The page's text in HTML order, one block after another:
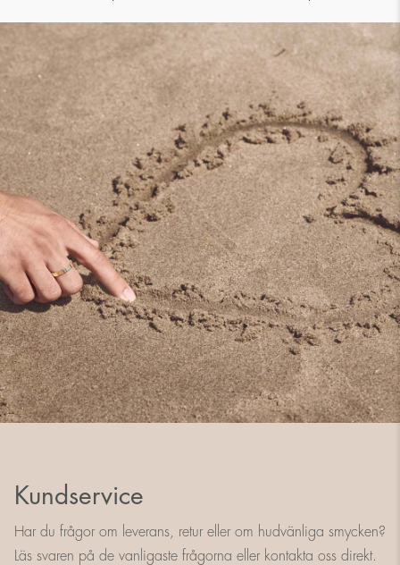
Kundservice
Har du frågor om leverans, retur eller om hudvänliga smycken?
Läs svaren på de vanligaste frågorna eller kontakta oss direkt.